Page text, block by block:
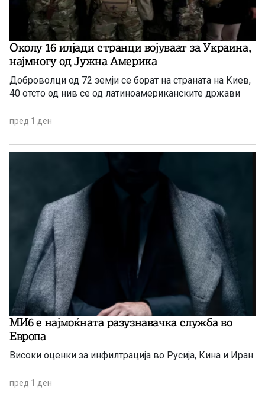
Околу 16 илјади странци војуваат за Украина,
најмногу од Јужна Америка
Доброволци од 72 земји се борат на страната на Киев,
40 отсто од нив се од латиноамериканските држави
пред 1 ден
МИ6 е најмоќната разузнавачка служба во
Европа
Високи оценки за инфилтрација во Русија, Кина и Иран
пред 1 ден